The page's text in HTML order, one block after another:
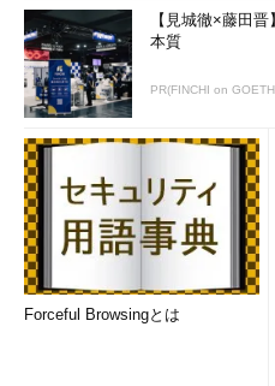
【見城徹×藤田
本質
PR(FINCHI on
Forceful Browsingとは